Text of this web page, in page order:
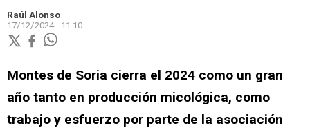
Raúl Alonso
17/12/2024 - 11:10
Montes de Soria cierra el 2024 como un gran
año tanto en producción micológica, como
trabajo y esfuerzo por parte de la asociación